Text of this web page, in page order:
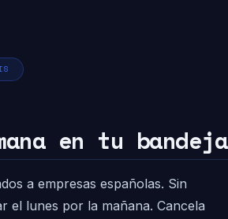
en tu bandeja
a empresas españolas. Sin
el lunes por la mañana. Cancela